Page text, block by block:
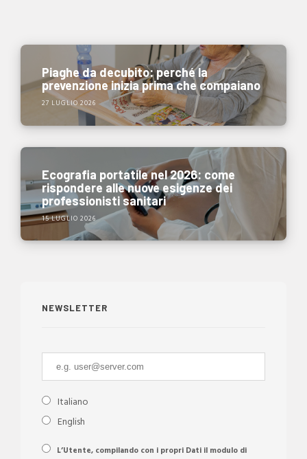
Piaghe da decubito: perché la
prevenzione inizia prima che compaiano
27 LUGLIO 2026
Ecografia portatile nel 2026: come
rispondere alle nuove esigenze dei
professionisti sanitari
15 LUGLIO 2026
NEWSLETTER
Italiano
English
L’Utente, compilando con i propri Dati il modulo di